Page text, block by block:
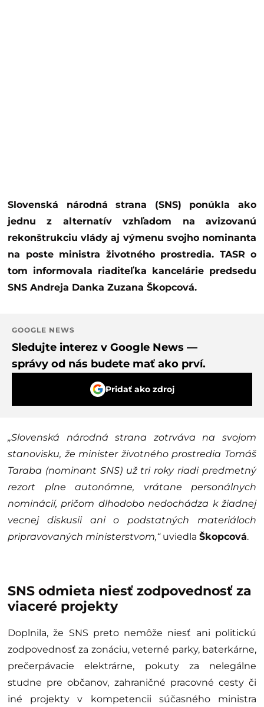
Slovenská národná strana (SNS) ponúkla ako
jednu z alternatív vzhľadom na avizovanú
rekonštrukciu vlády aj výmenu svojho nominanta
na poste ministra životného prostredia. TASR o
tom informovala riaditeľka kancelárie predsedu
SNS Andreja Danka Zuzana Škopcová.
GOOGLE NEWS
Sledujte interez v Google News —
správy od nás budete mať ako prví.
Pridať ako zdroj
„Slovenská národná strana zotrváva na svojom
stanovisku, že minister životného prostredia Tomáš
Taraba (nominant SNS) už tri roky riadi predmetný
rezort plne autonómne, vrátane personálnych
nominácií, pričom dlhodobo nedochádza k žiadnej
vecnej diskusii ani o podstatných materiáloch
pripravovaných ministerstvom,“uviedla Škopcová.
SNS odmieta niesť zodpovednosť za
viaceré projekty
Doplnila, že SNS preto nemôže niesť ani politickú
zodpovednosť za zonáciu, veterné parky, baterkárne,
prečerpávacie elektrárne, pokuty za nelegálne
studne pre občanov, zahraničné pracovné cesty či
iné projekty v kompetencii súčasného ministra